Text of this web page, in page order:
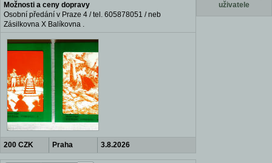
uživatele
Možnosti a ceny dopravy
Osobní předání v Praze 4 / tel. 605878051 / neb
Zásilkovna X Balíkovna .
200 CZK Praha 3.8.2026